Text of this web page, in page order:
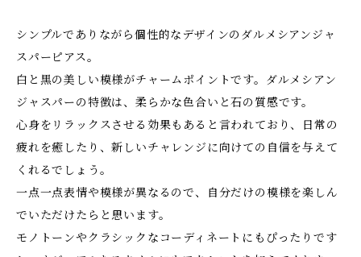
シンプルでありながら個性的なデザインのダルメシアンジャ
スパーピアス。
白と黒の美しい模様がチャームポイントです。ダルメシアン
ジャスパーの特徴は、柔らかな色合いと石の質感です。
心身をリラックスさせる効果もあると言われており、日常の
疲れを癒したり、新しいチャレンジに向けての自信を与えて
くれるでしょう。
一点一点表情や模様が異なるので、自分だけの模様を楽しん
でいただけたらと思います。
モノトーンやクラシックなコーディネートにもぴったりです